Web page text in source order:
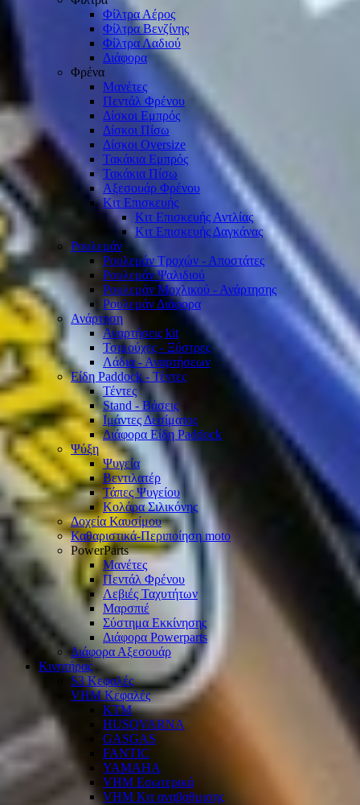
Φίλτρα Αέρος
Φίλτρα Βενζίνης
Φίλτρα Λαδιού
Διάφορα
Φρένα
Μανέτες
Πεντάλ Φρένου
Δίσκοι Εμπρός
Δίσκοι Πίσω
Δίσκοι Oversize
Τακάκια Εμπρός
Τακάκια Πίσω
Αξεσουάρ Φρένου
Κιτ Επισκευής
Κιτ Επισκευής Αντλίας
Κιτ Επισκευής Δαγκάνας
Ρουλεμάν
Ρουλεμάν Τροχών - Αποστάτες
Ρουλεμάν Ψαλιδιού
Ρουλεμάν Μοχλικού - Ανάρτησης
Ρουλεμάν Διάφορα
Ανάρτηση
Αναρτήσεις kit
Τσιμούχες - Ξύστρες
Λάδια - Αναρτήσεων
Είδη Paddock - Τέντες
Τέντες
Stand - Βάσεις
Ιμάντες Δεσίματος
Διάφορα Είδη Paddock
Ψύξη
Ψυγεία
Βεντιλατέρ
Τάπες Ψυγείου
Κολάρα Σιλικόνης
Δοχεία Καυσίμου
Καθαριστικά-Περιποίηση moto
PowerParts
Μανέτες
Πεντάλ Φρένου
Λεβιές Ταχυτήτων
Μαρσπιέ
Σύστημα Εκκίνησης
Διάφορα Powerparts
Διάφορα Αξεσουάρ
Κινητήρας
S3 Κεφαλές
VHM Κεφαλές
KTM
HUSQVARNA
GASGAS
FANTIC
YAMAHA
VHM Εσωτερικά
VHM Κιτ αναβάθμισης